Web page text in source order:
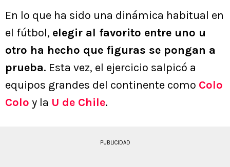
En lo que ha sido una dinámica habitual en
el fútbol, elegir al favorito entre uno u
otro ha hecho que figuras se pongan a
prueba. Esta vez, el ejercicio salpicó a
equipos grandes del continente como Colo
Colo y la U de Chile.
PUBLICIDAD